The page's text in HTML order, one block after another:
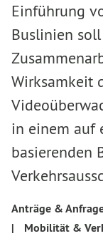
Einführung
Buslinien
Wirksamkeit
in einem auf
basierenden
Anträge &
|
Mobilität &